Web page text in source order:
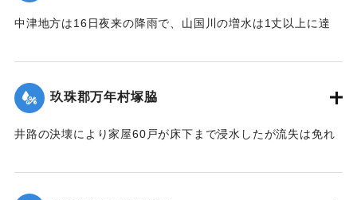
字下町海岸の係留船は、漁夫ならびに下町青年団の手で流失
ところ、船もろとも濁流中に押し流されたが、辛うじて同町
東山海岸三芳浜に漕ぎ着き無事であった。またもう1隻も乗船
したまま流失したが行方不明。
行方不明を気遣われていた長洲町の男性は付近に繋留してあ
った船に乗っていたので無事であった。また、漁船3隻は押し
中津地方は16日夜来の降雨で、山国川の増水は1丈以上に達
量も減じていたところ19日夜来また大雷雨となり数カ所に落
雷したが幸いに被害はなかった。20日は朝からさらに土砂降
りが続き、同日正午前の雨量は1坪面2石5斗におよび、市内上
増水は柿坂付近が1丈5尺、下流山国橋は1丈におよび物凄い光
【出典：大分新聞 大正12年6月21日 朝刊4面】
玖珠郡万年村塚脇
井路の決壊により家屋60戸が床下まで浸水したが流失は免れ